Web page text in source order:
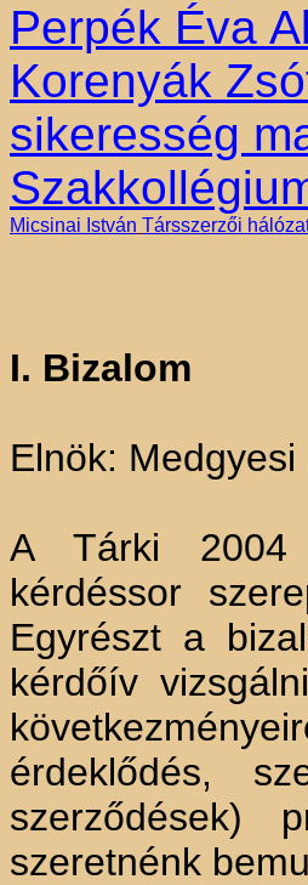
Perpék Éva
Korenyák
sikeresség
Micsinai István Társszerzői
I. Bizalom
Elnök: Medgyesi
A Tárki 2004
kérdéssor
Egyrészt a
kérdőív
érdeklődés,
szerződések)
szeretnénk